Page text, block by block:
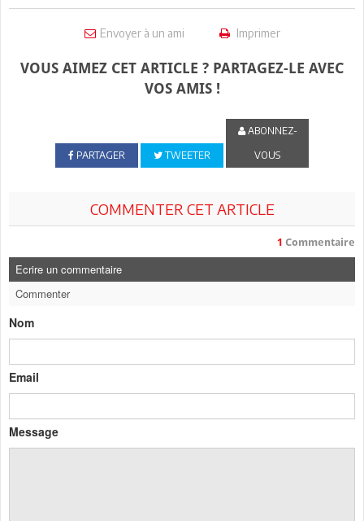
Envoyer à un ami Imprimer
VOUS AIMEZ CET ARTICLE ? PARTAGEZ-LE AVEC
VOS AMIS !
PARTAGER TWEETER
ABONNEZ-
VOUS
COMMENTER CET ARTICLE
1 Commentaire
Ecrire un commentaire
Commenter
Nom
Email
Message